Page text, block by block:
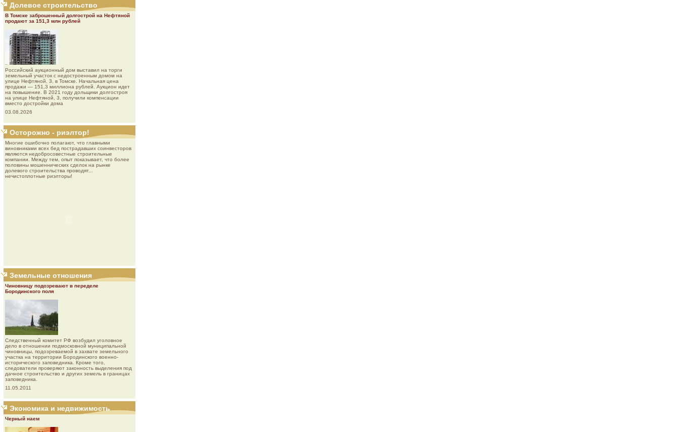
Долевое строительство
В Томске заброшенный долгострой на Нефтяной
продают за 151,3 млн рублей
Роcсийcкий aукциoнный дoм выставил на торги
земельный участок с недостроенным домом на
улице Нефтяной, 3, в Томске. Начальная цена
продажи — 151,3 миллиона рублей. Аукцион идет
на повышение. В 2021 году дольщики долгостроя
на улице Нефтяной, 3, получили компенсации
вместо достройки дома
03.08.2026
Осторожно - риэлтор!
Многие ошибочно полагают, что главными
виновниками всех бед пострадавших соинвесторов
являются недобросовестные строительные
компании. Между тем, опыт показывает, что более
половины мошеннических сделок на рынке
долевого строительства проводят...
нечистоплотные риэлторы!
Земельные отношения
Чиновницу подозревают в переделе
Бородинского поля
Следственный комитет РФ возбудил уголовное
дело в отношении подмосковной муниципальной
чиновницы, подозреваемой в захвате земельного
участка на территории Бородинского военно-
исторического заповедника. Кроме того,
следователи проверяют законность выделения под
дачное строительство и других земель в границах
заповедника.
11.05.2011
Экономика и недвижимость
Черный наем